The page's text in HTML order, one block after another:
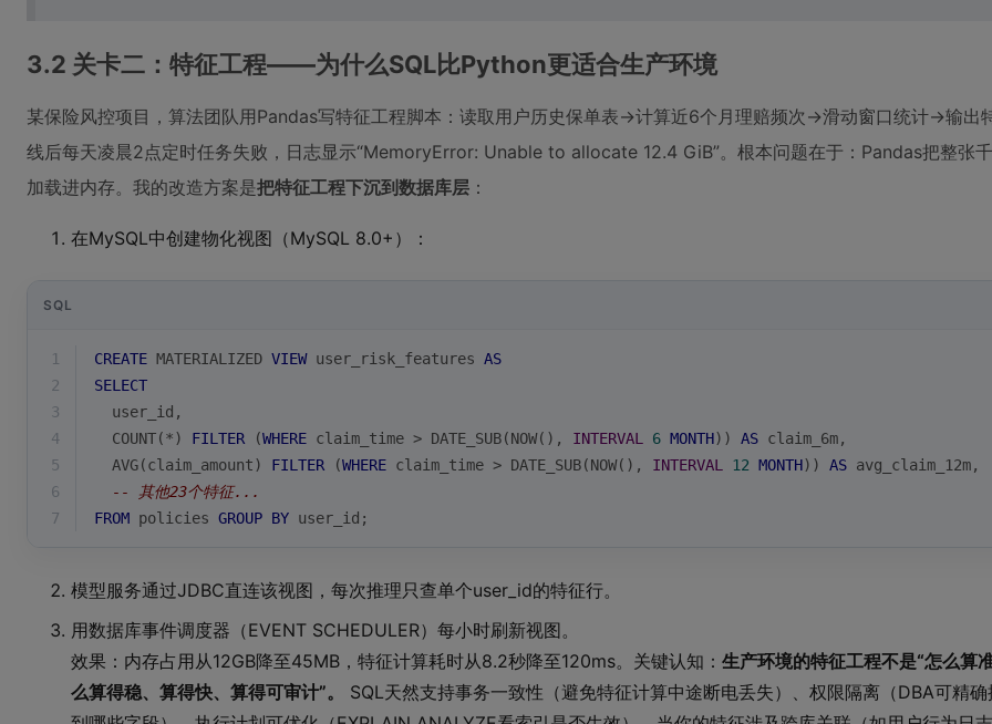
3.2 关卡二：特征工程——为什么SQL比Python更适合生产环境
某保险风控项目，算法团队用Pandas写特征工程脚本：读取用户历史保单表→计算近6个月理赔频次→滑动窗口统计→输出
线后每天凌晨2点定时任务失败，日志显示“MemoryError: Unable to allocate 12.4 GiB”。根本问题在于：Pandas把整张
加载进内存。我的改造方案是把特征工程下沉到数据库层 ：
在MySQL中创建物化视图（MySQL 8.0+）：
SQL
1 CREATE MATERIALIZED VIEW user_risk_features AS
2
SELECT
3
  user_id,
4
COUNT(*) FILTER (WHERE claim_time > DATE_SUB(NOW(), INTERVAL 6 MONTH)) AS claim_6m,
5
AVG(claim_amount) FILTER (WHERE claim_time > DATE_SUB(NOW(), INTERVAL 12 MONTH)) AS avg_claim_12m,
6
-- 其他23个特征...
7
FROM policies GROUP BY user_id;
模型服务通过JDBC直连该视图，每次推理只查单个user_id的特征行。
用数据库事件调度器（EVENT SCHEDULER）每小时刷新视图。
效果：内存占用从12GB降至45MB，特征计算耗时从8.2秒降至120ms。关键认知： 生产环境的特征工程不是“怎么算
么算得稳、算得快、算得可审计”。
SQL天然支持事务一致性（避免特征计算中途断电丢失）、权限隔离（DBA可精